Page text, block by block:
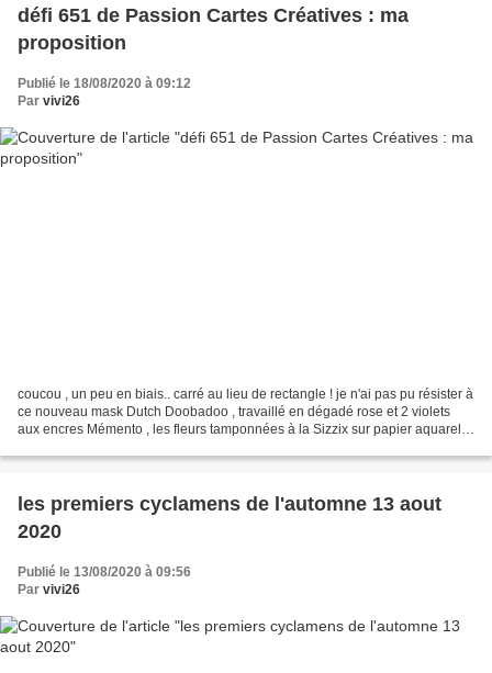
défi 651 de Passion Cartes Créatives : ma
proposition
Publié le 18/08/2020 à 09:12
Par vivi26
coucou , un peu en biais.. carré au lieu de rectangle ! je n'ai pas pu résister à
ce nouveau mask Dutch Doobadoo , travaillé en dégadé rose et 2 violets
aux encres Mémento , les fleurs tamponnées à la Sizzix sur papier aquarelle
les premiers cyclamens de l'automne 13 aout
2020
Publié le 13/08/2020 à 09:56
Par vivi26